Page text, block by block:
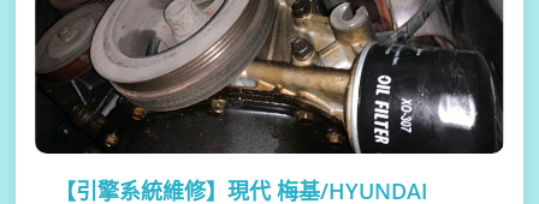
【引擎系統維修】現代 梅基/HYUNDAI